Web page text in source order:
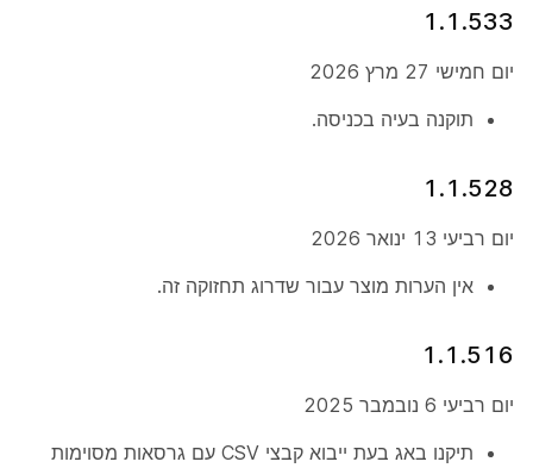
1.1.533
יום חמישי 27 מרץ 2026
תוקנה בעיה בכניסה.
1.1.528
יום רביעי 13 ינואר 2026
אין הערות מוצר עבור שדרוג תחזוקה זה.
1.1.516
יום רביעי 6 נובמבר 2025
תיקנו באג בעת ייבוא קבצי CSV עם גרסאות מסוימות